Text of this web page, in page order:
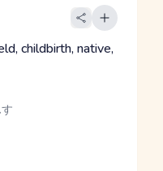
childbirth, native,